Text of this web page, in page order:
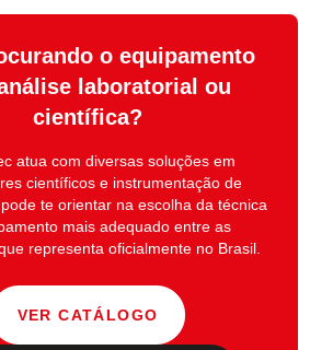
o equipamento
laboratorial ou
científica?
atua com diversas soluções em
científicos e instrumentação de
te orientar na escolha da técnica
mais adequado entre as
representa oficialmente no Brasil.
VER CATÁLOGO